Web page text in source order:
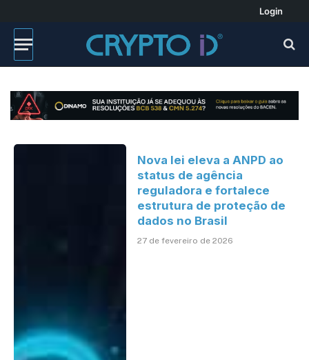
Login
Nova lei eleva a ANPD ao
status de agência
reguladora e fortalece
estrutura de proteção de
dados no Brasil
27 de fevereiro de 2026